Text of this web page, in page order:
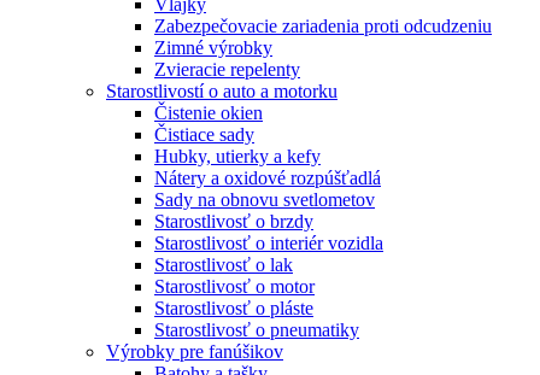
Zabezpečovacie zariadenia proti odcudzeniu
Zimné výrobky
Zvieracie repelenty
Starostlivostí o auto a motorku
Čistenie okien
Čistiace sady
Hubky, utierky a kefy
Nátery a oxidové rozpúšťadlá
Sady na obnovu svetlometov
Starostlivosť o brzdy
Starostlivosť o interiér vozidla
Starostlivosť o lak
Starostlivosť o motor
Starostlivosť o pláste
Starostlivosť o pneumatiky
Výrobky pre fanúšikov